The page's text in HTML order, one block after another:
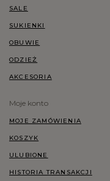
SALE
SUKIENKI
OBUWIE
ODZIEŻ
AKCESORIA
Moje konto
MOJE ZAMÓWIENIA
KOSZYK
ULUBIONE
HISTORIA TRANSAKCJI